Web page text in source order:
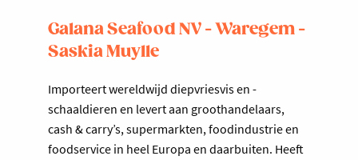
Galana Seafood NV - Waregem -
Saskia Muylle
Importeert wereldwijd diepvriesvis en -
schaaldieren en levert aan groothandelaars,
cash & carry’s, supermarkten, foodindustrie en
foodservice in heel Europa en daarbuiten. Heeft